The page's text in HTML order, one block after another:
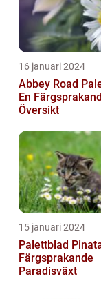
16 januari 2024
Abbey Road
En
Översikt
15 januari 2024
Palettblad
Färgsprakande
Paradisväxt